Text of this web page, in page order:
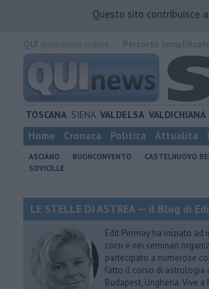
Questo sito contribuisce
TOSCANA SIENA VALDELSA VALDICHIANA
Home Cronaca Politica Attualità
ASCIANO BUONCONVENTO CASTELNUOVO
SOVICILLE
LE STELLE DI ASTREA — il Blog di
Edit Permay ha iniziato ad
corsi e nei seminari
partecipato a numerose
fatto il corso di astrologia
Budapest, Ungheria. Vive a